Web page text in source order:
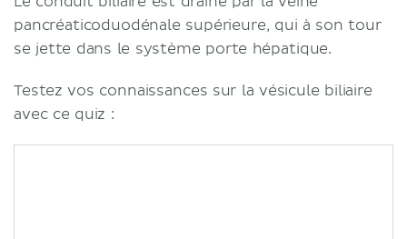
pancréaticoduodénale supérieure, qui à son tour
se jette dans le système porte hépatique.
Testez vos connaissances sur la vésicule biliaire
avec ce quiz :